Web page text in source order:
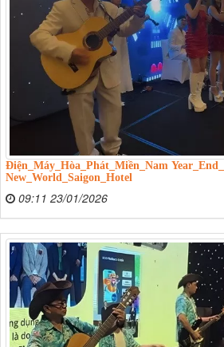
Điện_Máy_Hòa_Phát_Miền_Nam
New_World_Saigon_Hotel
09:11 23/01/2026